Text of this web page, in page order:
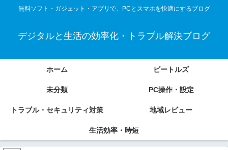
無料ソフト・ガジェット・アプリで、PCとスマホを快適にするブログ
デジタルと生活の効率化・トラブル解決ブログ
ホーム ビートルズ
未分類 PC操作・設定
トラブル・セキュリティ対策 地域レビュー
生活効率・時短